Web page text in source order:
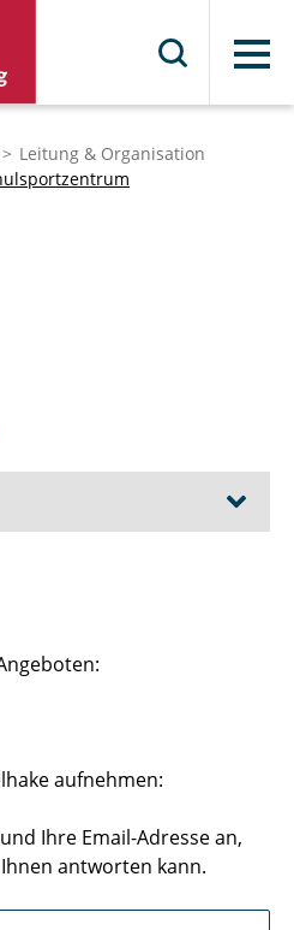
Menü
Leitung & Organisation
& Studium
aufnehmen:
Ihre Email-Adresse an,
antworten kann.